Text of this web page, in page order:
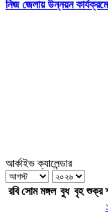
নিজ জেলায় উন্নয়ন
আর্কাইভ ক্যালেন্ডার
রবি সোম মঙ্গল বুধ বৃহ শুক্র